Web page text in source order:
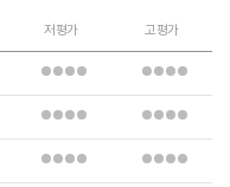
저평가 고평가